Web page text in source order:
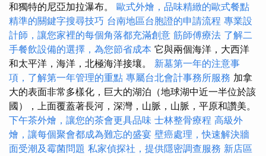
和獨特的尼亞加拉瀑布。 歐式外燴，品味精緻的歐式餐點
精準的關鍵字搜尋技巧 台南地區台胞證的申請流程 專業設
計師，讓您家裡的每個角落都充滿創意 筋師傅療法 了解二
手餐飲設備的選擇，為您節省成本 它與兩個海洋，大西洋
和太平洋，海洋，北極海洋接壤。 新墓第一年的注意事
項，了解第一年管理的重點 專屬台北會計事務所服務 加拿
大的表面非常多樣化，巨大的湖泊（地球湖中近一半位於該
國），上面覆蓋著長河，深灣，山脈，山脈，平原和讚美。
下午茶外燴，讓您的茶會更具品味 士林整骨療程 高級外
燴，讓每個聚會都成為難忘的盛宴 壁癌處理，快速解決牆
面受潮及霉菌問題 私家偵探社，提供隱密調查服務 新店區